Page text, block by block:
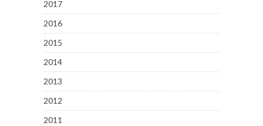
2017
2016
2015
2014
2013
2012
2011